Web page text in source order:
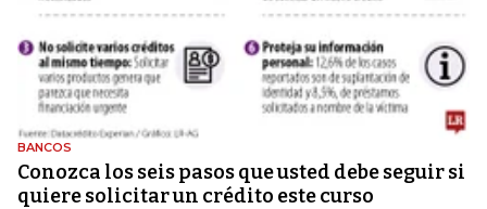
BANCOS
Conozca los seis pasos que usted debe seguir si
quiere solicitar un crédito este curso